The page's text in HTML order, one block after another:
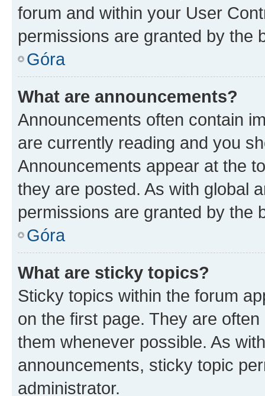
forum and within your User
permissions are granted by the
Góra
What are announcements?
Announcements often contain
are currently reading and you
Announcements appear at the
they are posted. As with global
permissions are granted by the
Góra
What are sticky topics?
Sticky topics within the forum
on the first page. They are
them whenever possible. As
announcements, sticky topic
administrator.